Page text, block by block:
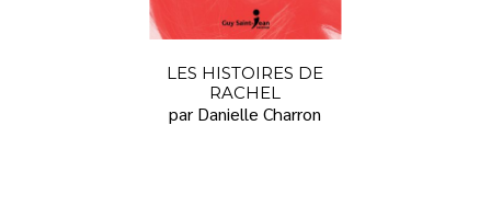
LES HISTOIRES DE
RACHEL
par Danielle Charron